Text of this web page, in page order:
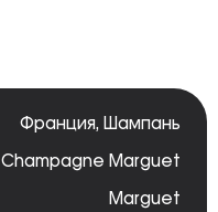
Франция, Шампань
Champagne Marguet
Marguet